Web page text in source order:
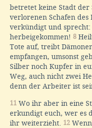
betretet keine Stadt der
verlorenen Schafen des
verkündigt und sprecht:
herbeigekommen! 8
Tote auf, treibt
empfangen, umsonst
Silber noch Kupfer in
Weg, auch nicht zwei
denn der Arbeiter ist
11 Wo ihr aber in eine
erkundigt euch, wer es
ihr weiterzieht. 12